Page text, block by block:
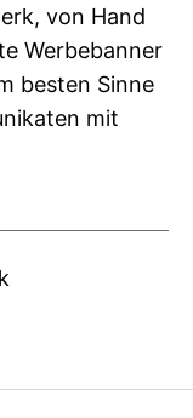
von Hand
Werbebanner
besten Sinne
mit